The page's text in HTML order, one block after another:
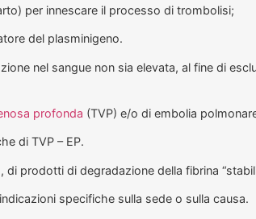
per innescare il processo di trombolisi;
del plasminigeno.
nel sangue non sia elevata, al fine di
profonda (TVP) e/o di embolia
di TVP – EP.
prodotti di degradazione della fibrina
specifiche sulla sede o sulla causa.